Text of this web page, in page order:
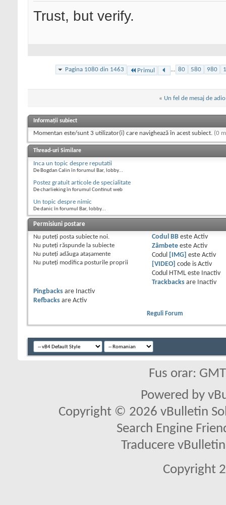
Trust, but verify.
Pagina 1080 din 1463 Primul ... 80 580 980
« Un fel de mesaj de adio
Informații subiect
Momentan este/sunt 3 utilizator(i) care navighează în acest subiect. (0
Thread-uri Similare
Inca un topic despre reputatii
De Bogdan Calin în forumul Bar, lobby...
Postez gratuit articole de specialitate
De charlieking în forumul Continut web
Un topic despre nimic
De danic în forumul Bar, lobby...
Permisiuni postare
Nu puteţi posta subiecte noi.
Nu puteţi răspunde la subiecte
Nu puteţi adăuga ataşamente
Nu puteţi modifica posturile proprii
Codul BBeste Activ
Zâmbeteeste Activ
Codul
[IMG] este Activ
[VIDEO] code is Activ
Codul HTML este
Inactiv
Trackbacksare
Inactiv
Pingbacks are
Inactiv
Refbacks are Activ
Reguli Forum
Fus orar:
Powered by
Copyright © 2026 vBulletin
Search Engine
Traducere
Copyright